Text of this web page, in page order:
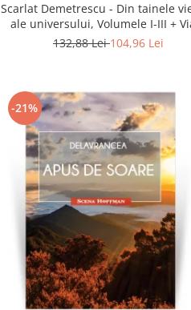
Scarlat Demetrescu - Din tainele
ale universului, Volumele I-III +
dincolo de mormant
132,88 Lei104,96 Lei
-21%